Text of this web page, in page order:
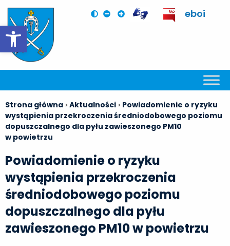
Otwórz pasek narzędzi
eboi
Strona główna >Aktualności > Powiadomienie o ryzyku
wystąpienia przekroczenia średniodobowego poziomu
dopuszczalnego dla pyłu zawieszonego PM10
w powietrzu
Powiadomienie o ryzyku
wystąpienia przekroczenia
średniodobowego poziomu
dopuszczalnego dla pyłu
zawieszonego PM10 w powietrzu